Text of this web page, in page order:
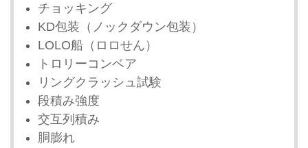
チョッキング
KD包装（ノックダウン包装）
LOLO船（ロロせん）
トロリーコンベア
リングクラッシュ試験
段積み強度
交互列積み
胴膨れ